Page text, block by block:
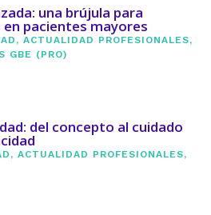
una brújula para
pacientes mayores
,ACTUALIDAD PROFESIONALES,
GBE (PRO)
del concepto al cuidado
,ACTUALIDAD PROFESIONALES,